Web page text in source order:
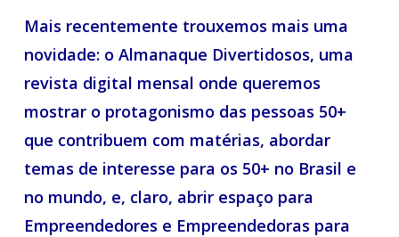
Mais recentemente trouxemos mais uma
novidade: o Almanaque Divertidosos, uma
revista digital mensal onde queremos
mostrar o protagonismo das pessoas 50+
que contribuem com matérias, abordar
temas de interesse para os 50+ no Brasil e
no mundo, e, claro, abrir espaço para
Empreendedores e Empreendedoras para